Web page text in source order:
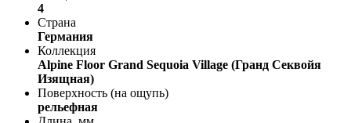
4
Страна
Германия
Коллекция
Alpine Floor Grand Sequoia Village (Гранд Секвойя
Изящная)
Поверхность (на ощупь)
рельефная